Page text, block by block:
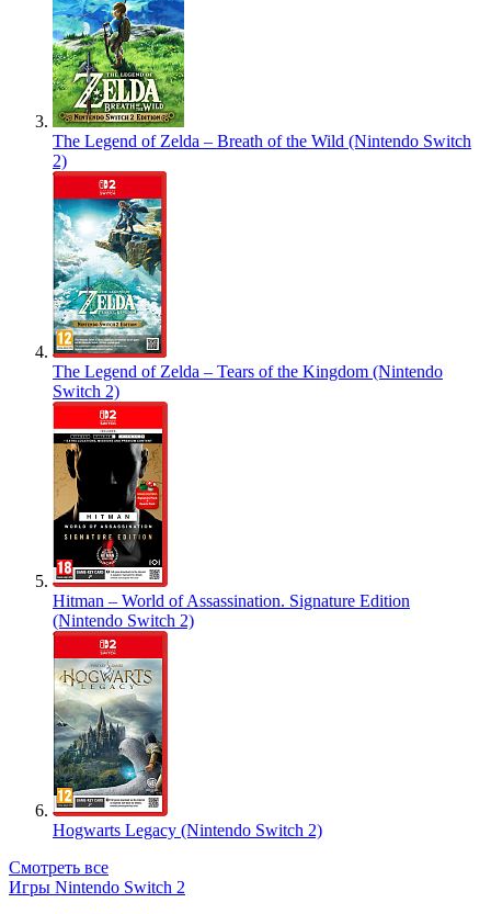
The Legend of Zelda – Breath of the Wild (Nintendo Switch
2)
The Legend of Zelda – Tears of the Kingdom (Nintendo
Switch 2)
Hitman – World of Assassination. Signature Edition
(Nintendo Switch 2)
Hogwarts Legacy (Nintendo Switch 2)
Смотреть все
Игры Nintendo Switch 2